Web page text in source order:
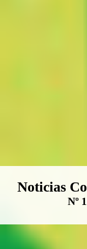
Boletín
Noticias
Nº